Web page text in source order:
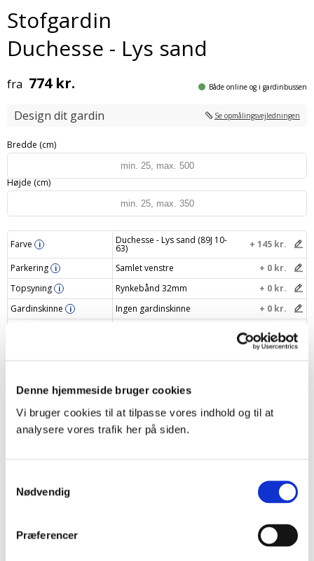
Denne hjemmeside bruger cookies
Vi bruger cookies til at tilpasse vores indhold og til at
analysere vores trafik her på siden.
Nødvendig
Præferencer
Stofgardin
Duchesse - Lys sand
fra 774 kr. Både online og i gardinbussen
Design dit gardin Se opmålingsvejledningen
Bredde (cm)
Højde (cm)
Farve i Duchesse - Lys sand (89J 10-
63)
+ 145 kr.
Parkering
i Samlet venstre
+ 0 kr.
Topsyning
i Rynkebånd 32mm
+ 0 kr.
Gardinskinne
i Ingen gardinskinne
+ 0 kr.
Produktbeskrivelse